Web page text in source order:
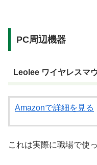
PC周辺機器
Leolee ワイヤレスマ
Amazonで詳細を見る
これは実際に職場で使